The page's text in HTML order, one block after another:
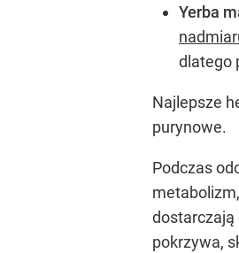
Yerba
dlatego
Najlepsze
purynowe.
Podczas
dostarczają
pokrzywa,